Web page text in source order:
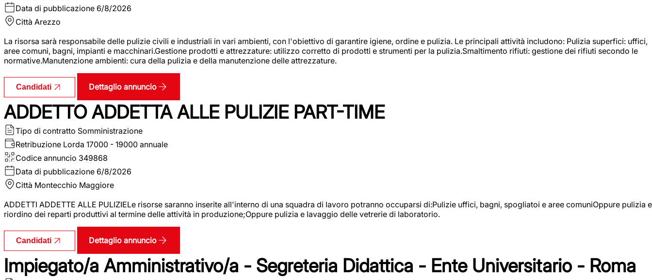
Data di pubblicazione 6/8/2026
Città Arezzo
La risorsa sarà responsabile delle pulizie civili e industriali in vari ambienti, con l'obiettivo di garantire igiene, ordine e pulizia. Le principali attività includono: Pulizia superfici: uffici,
aree comuni, bagni, impianti e macchinari.Gestione prodotti e attrezzature: utilizzo corretto di prodotti e strumenti per la pulizia.Smaltimento rifiuti: gestione dei rifiuti secondo le
normative.Manutenzione ambienti: cura della pulizia e della manutenzione delle attrezzature.
Candidati Dettaglio annuncio
ADDETTO ADDETTA ALLE PULIZIE PART-TIME
Tipo di contratto Somministrazione
Retribuzione Lorda 17000 - 19000 annuale
Codice annuncio 349868
Data di pubblicazione 6/8/2026
Città Montecchio Maggiore
ADDETTI ADDETTE ALLE PULIZIELe risorse saranno inserite all'interno di una squadra di lavoro potranno occuparsi di:Pulizie uffici, bagni, spogliatoi e aree comuniOppure pulizia e
riordino dei reparti produttivi al termine delle attività in produzione;Oppure pulizia e lavaggio delle vetrerie di laboratorio.
Candidati Dettaglio annuncio
Impiegato/a Amministrativo/a - Segreteria Didattica - Ente Universitario - Roma